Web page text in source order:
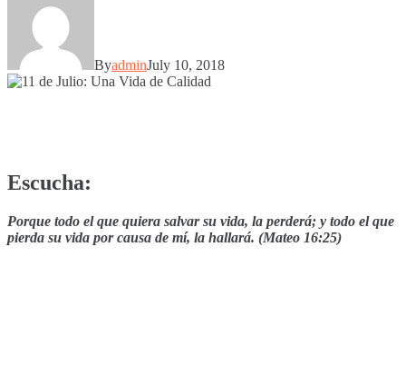
ByadminJuly 10, 2018
Escucha:
Porque todo el que quiera salvar su vida, la perderá; y todo el que
pierda su vida por causa de mí, la hallará. (Mateo 16:25)